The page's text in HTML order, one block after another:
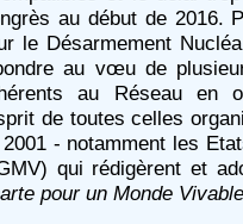
au début de 2016.
le Désarmement
au vœu de
au Réseau en
de toutes celles
- notamment les
qui rédigèrent et
pour un Monde